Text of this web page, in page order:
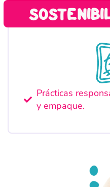
Prácticas
y empaque.